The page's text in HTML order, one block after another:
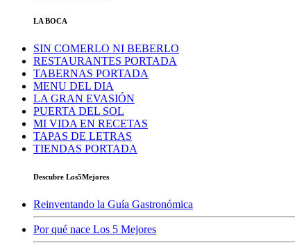
LA BOCA
SIN COMERLO NI BEBERLO
RESTAURANTES PORTADA
TABERNAS PORTADA
MENU DEL DIA
LA GRAN EVASIÓN
PUERTA DEL SOL
MI VIDA EN RECETAS
TAPAS DE LETRAS
TIENDAS PORTADA
Descubre Los5Mejores
Reinventando la Guía Gastronómica
Por qué nace Los 5 Mejores